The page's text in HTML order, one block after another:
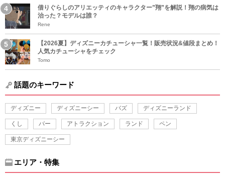
借りぐらしのアリエッティのキャラクター”翔”を解説！翔の病気は
治った？モデルは誰？
Rene
【2026夏】ディズニーカチューシャ一覧！販売状況&値段まとめ！
人気カチューシャをチェック
Tomo
話題のキーワード
ディズニー ディズニーシー バズ ディズニーランド
くし バー アトラクション ランド ペン
東京ディズニーシー
エリア・特集